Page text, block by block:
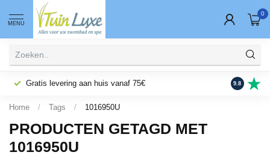
MENU
0
Gratis levering aan huis vanaf 75€ Fysieke
9.8
Home / Tags / 1016950U
PRODUCTEN GETAGD MET
1016950U